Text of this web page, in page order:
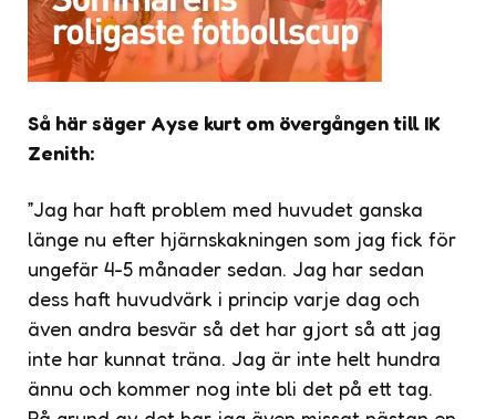
Så här säger Ayse kurt om övergången till IK
Zenith:
”Jag har haft problem med huvudet ganska
länge nu efter hjärnskakningen som jag fick för
ungefär 4-5 månader sedan. Jag har sedan
dess haft huvudvärk i princip varje dag och
även andra besvär så det har gjort så att jag
inte har kunnat träna. Jag är inte helt hundra
ännu och kommer nog inte bli det på ett tag.